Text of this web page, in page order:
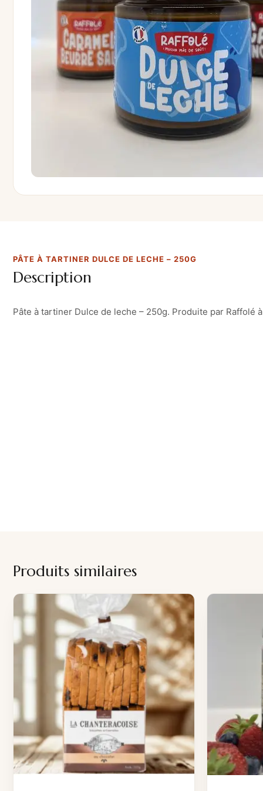
PÂTE À TARTINER DULCE DE LECHE – 250G
Description
Pâte à tartiner Dulce de leche – 250g. Produite par Raffolé
Produits similaires